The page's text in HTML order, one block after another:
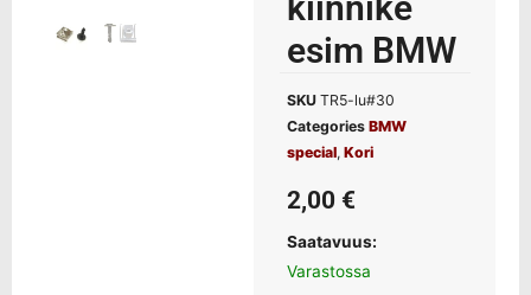
esim BMW
SKU TR5-lu#30
Categories BMW
special, Kori
2,00 €
Saatavuus:
Varastossa